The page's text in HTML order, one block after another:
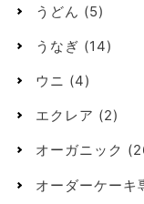
うどん (5)
うなぎ (14)
ウニ (4)
エクレア (2)
オーガニック
オーダーケーキ